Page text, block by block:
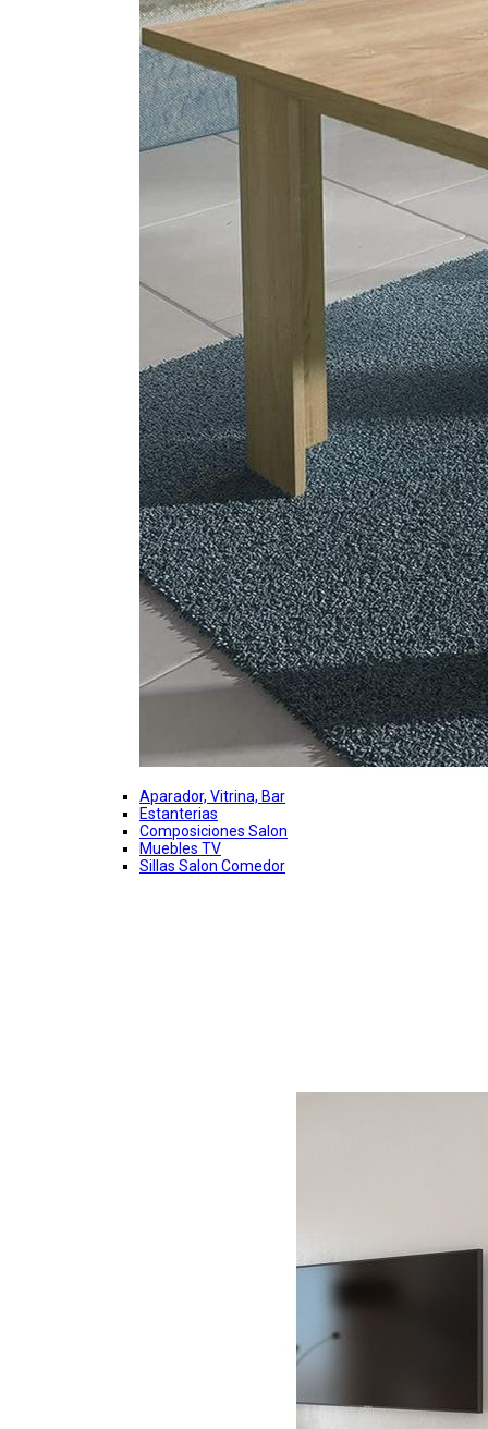
Aparador, Vitrina, Bar
Estanterias
Composiciones Salon
Muebles TV
Sillas Salon Comedor